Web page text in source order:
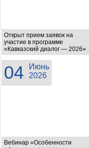
Открыт прием заявок на
участие в программе
«Кавказский диалог — 2026»
04
Июнь
2026
Вебинар «Особенности